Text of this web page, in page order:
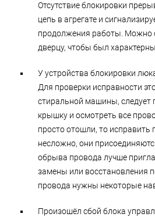
Отсутствие блокировки
цепь в агрегате и
продолжения работы. Можно
дверцу, чтобы был
У устройства блокировки
Для проверки исправности
стиральной машины, следует
крышку и осмотреть все
просто отошли, то исправить
несложно, они
обрыва провода лучше
замены или восстановления
провода нужны некоторые
Произошёл сбой блока